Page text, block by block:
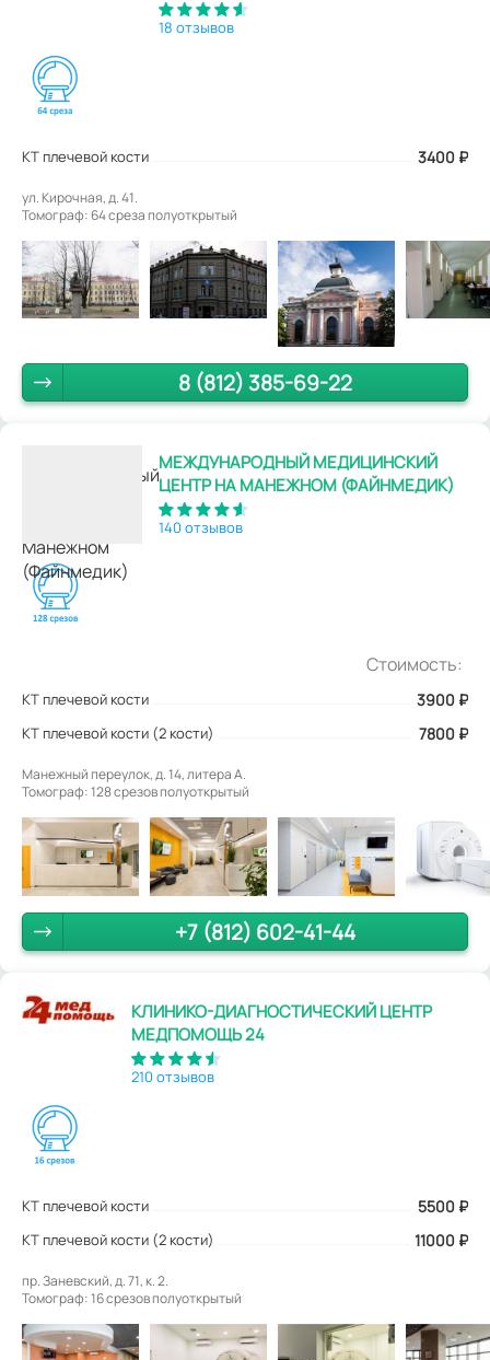
18 отзывов
КТ плечевой кости 3400 ₽
ул. Кирочная, д. 41.
Томограф: 64 среза полуоткрытый
8 (812) 385-69-22
МЕЖДУНАРОДНЫЙ МЕДИЦИНСКИЙ
ЦЕНТР НА МАНЕЖНОМ (ФАЙНМЕДИК)
140 отзывов
Стоимость:
КТ плечевой кости 3900 ₽
КТ плечевой кости (2 кости) 7800 ₽
Манежный переулок, д. 14, литера А.
Томограф: 128 срезов полуоткрытый
+7 (812) 602-41-44
КЛИНИКО-ДИАГНОСТИЧЕСКИЙ ЦЕНТР
МЕДПОМОЩЬ 24
210 отзывов
КТ плечевой кости 5500 ₽
КТ плечевой кости (2 кости) 11000 ₽
пр. Заневский, д. 71, к. 2.
Томограф: 16 срезов полуоткрытый